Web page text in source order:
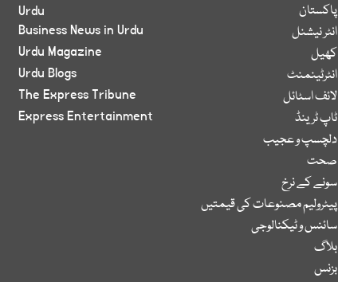
پاکستان
انٹر نیشنل
کھیل
انٹرٹینمنٹ
لائف اسٹائل
ٹاپ ٹرینڈ
دلچسپ و عجیب
صحت
سونے کے نرخ
پیٹرولیم مصنوعات کی قیمتیں
سائنس و ٹیکنالوجی
بلاگ
بزنس
Urdu
Business News in Urdu
Urdu Magazine
Urdu Blogs
The Express Tribune
Express Entertainment